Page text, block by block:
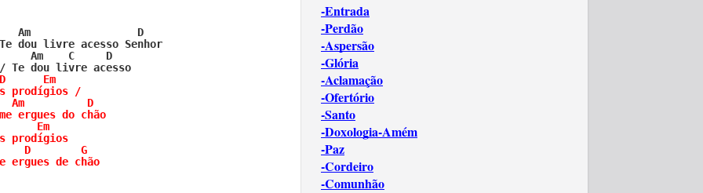
Am                 D
dou livre acesso Senhor
Am    C     D
D      Em
prodígios /
D
ergues do chão
Em
prodígios
D        G
ergues de chão
-Entrada
-Perdão
-Aspersão
-Glória
-Aclamação
-Ofertório
-Santo
-Doxologia-Amém
-Paz
-Cordeiro
-Comunhão